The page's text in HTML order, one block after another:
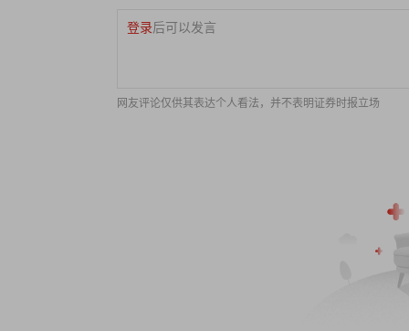
登录后可以发言
网友评论仅供其表达个人看法，并不表明证券时报立场